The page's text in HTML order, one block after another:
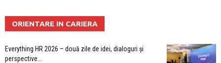
ORIENTARE IN CARIERA
Everything HR 2026 – două zile de idei, dialoguri și
perspective...